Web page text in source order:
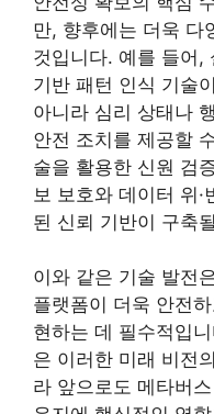
만, 향후에는 더욱 다
것입니다. 예를 들어,
기반 패턴 인식 기술
아니라 심리 상태나
안전 조치를 제공할
술을 활용한 신원 검
보 보호와 데이터 위
된 신뢰 기반이 구축
이와 같은 기술 발전
플랫폼이 더욱 안전
현하는 데 필수적입
은 이러한 미래 비전
라 앞으로도 메타버